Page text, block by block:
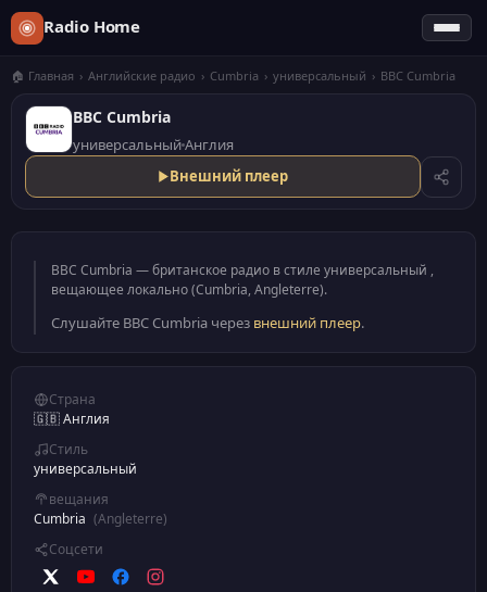
Radio Home
🏠 Главная › Английские радио › Cumbria › универсальный › BBC Cumbria
BBC Cumbria
универсальныйАнглия
Внешний плеер
BBC Cumbria — британское радио в стиле универсальный ,
вещающее локально (Cumbria, Angleterre).
Слушайте BBC Cumbria через внешний плеер.
Страна
🇬🇧 Англия
Стиль
универсальный
вещания
Cumbria (Angleterre)
Соцсети